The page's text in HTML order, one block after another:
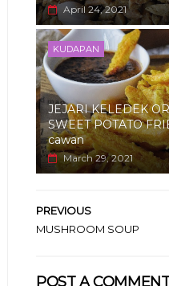
April 24, 2021
KUDAPAN
JEJARI KELEDEK
SWEET POTATO
cawan
March 29, 2021
PREVIOUS
MUSHROOM SOUP
POST A